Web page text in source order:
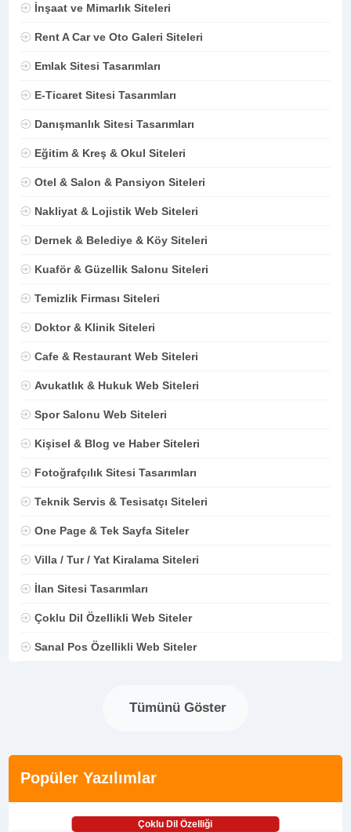
İnşaat ve Mimarlık Siteleri
Rent A Car ve Oto Galeri Siteleri
Emlak Sitesi Tasarımları
E-Ticaret Sitesi Tasarımları
Danışmanlık Sitesi Tasarımları
Eğitim & Kreş & Okul Siteleri
Otel & Salon & Pansiyon Siteleri
Nakliyat & Lojistik Web Siteleri
Dernek & Belediye & Köy Siteleri
Kuaför & Güzellik Salonu Siteleri
Temizlik Firması Siteleri
Doktor & Klinik Siteleri
Cafe & Restaurant Web Siteleri
Avukatlık & Hukuk Web Siteleri
Spor Salonu Web Siteleri
Kişisel & Blog ve Haber Siteleri
Fotoğrafçılık Sitesi Tasarımları
Teknik Servis & Tesisatçı Siteleri
One Page & Tek Sayfa Siteler
Villa / Tur / Yat Kiralama Siteleri
İlan Sitesi Tasarımları
Çoklu Dil Özellikli Web Siteler
Sanal Pos Özellikli Web Siteler
Tümünü Göster
Popüler Yazılımlar
Çoklu Dil Özelliği